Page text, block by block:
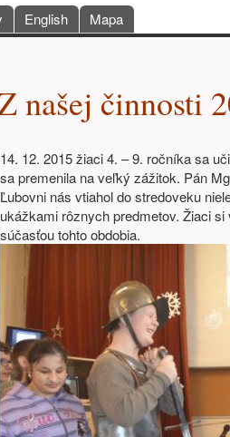
English Mapa
našej činnosti
14. 12. 2015 žiaci 4. – 9. ročníka sa
sa premenila na veľký zážitok. Pán
Ľubovni nás vtiahol do stredoveku
ukážkami rôznych predmetov. Žiaci
súčasťou tohto obdobia.